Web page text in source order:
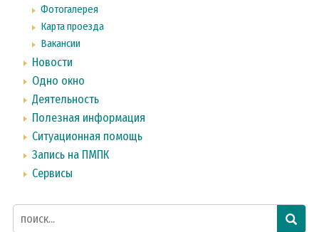
Фотогалерея
Карта проезда
Вакансии
Новости
Одно окно
Деятельность
Полезная информация
Ситуационная помощь
Запись на ПМПК
Сервисы